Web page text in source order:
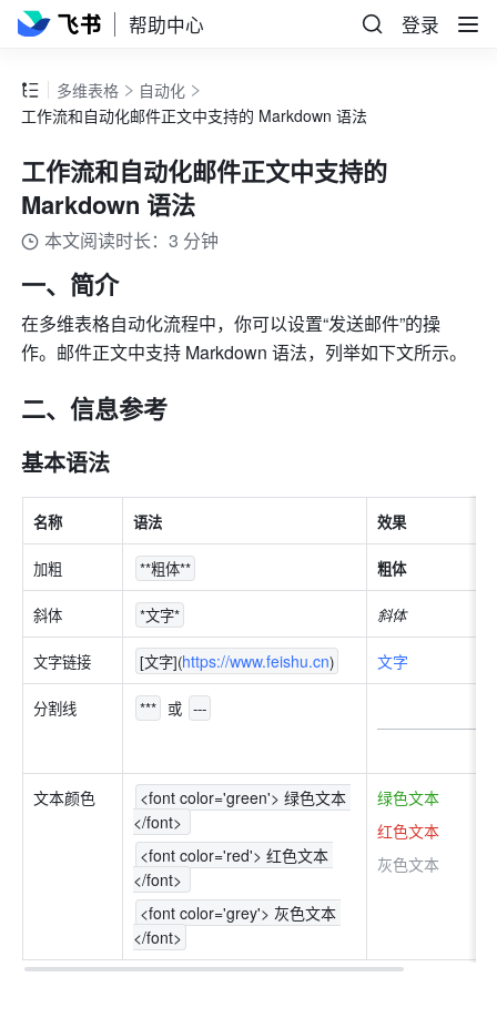
帮助中心 登录
多维表格
自动化
工作流和自动化邮件正文中支持的 Markdown 语法
工作流和自动化邮件正文中支持的
Markdown 语法
本文阅读时长：3 分钟
一、简介
在多维表格自动化流程中，你可以设置“发送邮件”的操
作。邮件正文中支持 Markdown 语法，列举如下文所示。
二、信息参考
基本语法
名称 语法 效果
加粗 **粗体** 粗体
斜体 *文字* 斜体
文字链接 [文字](https://www.feishu.cn) 文字
分割线 *** 或 ---
文本颜色
<font color='green'> 绿色文本
</font>
<font color='red'> 红色文本
</font>
<font color='grey'> 灰色文本
</font>
绿色文本
红色文本
灰色文本